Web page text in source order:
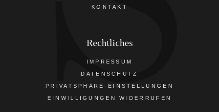
KONTAKT
Rechtliches
IMPRESSUM
DATENSCHUTZ
PRIVATSPHÄRE-EINSTELLUNGEN
EINWILLIGUNGEN WIDERRUFEN